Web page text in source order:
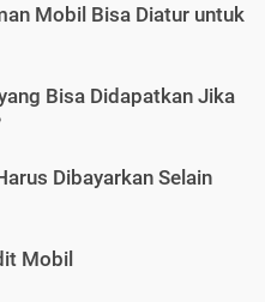
Mobil Bisa Diatur untuk
Bisa Didapatkan Jika
Dibayarkan Selain
Mobil